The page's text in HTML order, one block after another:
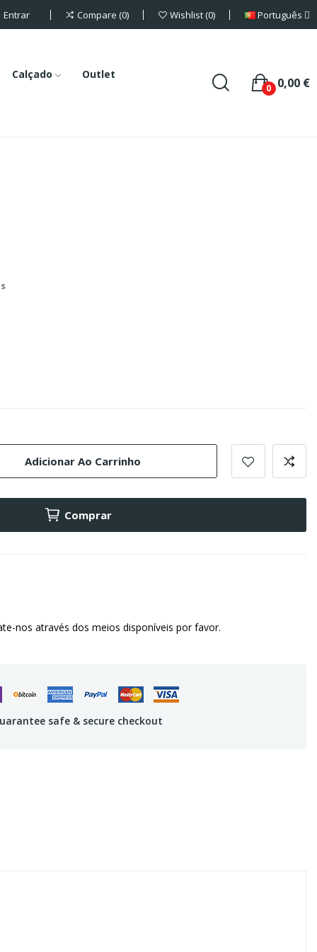
Entrar Compare 0 Wishlist 0 Português
Calçado Outlet
0,00 €
0
Adicionar Ao Carrinho
Comprar
nos através dos meios disponíveis por favor.
safe & secure checkout